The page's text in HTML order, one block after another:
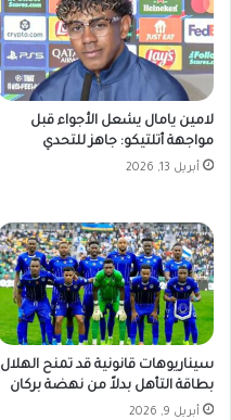
لامين يامال يشعل الأجواء قبل
مواجهة أتلتيكو: جاهز للتحدي
أبريل 13, 2026
سيناريوهات قانونية قد تمنح الهلال
بطاقة التأهل بدلاً من نهضة بركان
أبريل 9, 2026